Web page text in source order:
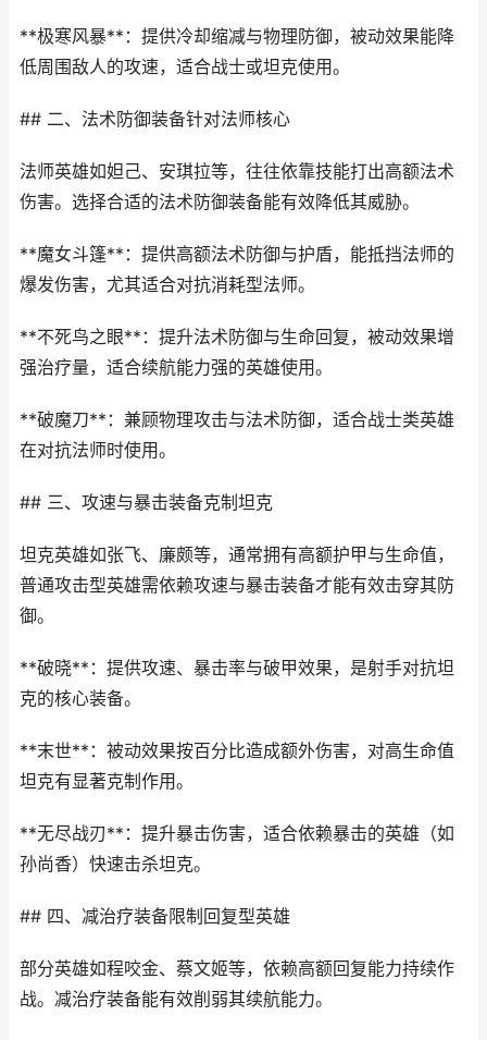
**极寒风暴**：提供冷却缩减与物理防御，被动效果能降
低周围敌人的攻速，适合战士或坦克使用。
## 二、法术防御装备针对法师核心
法师英雄如妲己、安琪拉等，往往依靠技能打出高额法术
伤害。选择合适的法术防御装备能有效降低其威胁。
**魔女斗篷**：提供高额法术防御与护盾，能抵挡法师的
爆发伤害，尤其适合对抗消耗型法师。
**不死鸟之眼**：提升法术防御与生命回复，被动效果增
强治疗量，适合续航能力强的英雄使用。
**破魔刀**：兼顾物理攻击与法术防御，适合战士类英雄
在对抗法师时使用。
## 三、攻速与暴击装备克制坦克
坦克英雄如张飞、廉颇等，通常拥有高额护甲与生命值，
普通攻击型英雄需依赖攻速与暴击装备才能有效击穿其防
御。
**破晓**：提供攻速、暴击率与破甲效果，是射手对抗坦
克的核心装备。
**末世**：被动效果按百分比造成额外伤害，对高生命值
坦克有显著克制作用。
**无尽战刃**：提升暴击伤害，适合依赖暴击的英雄（如
孙尚香）快速击杀坦克。
## 四、减治疗装备限制回复型英雄
部分英雄如程咬金、蔡文姬等，依赖高额回复能力持续作
战。减治疗装备能有效削弱其续航能力。